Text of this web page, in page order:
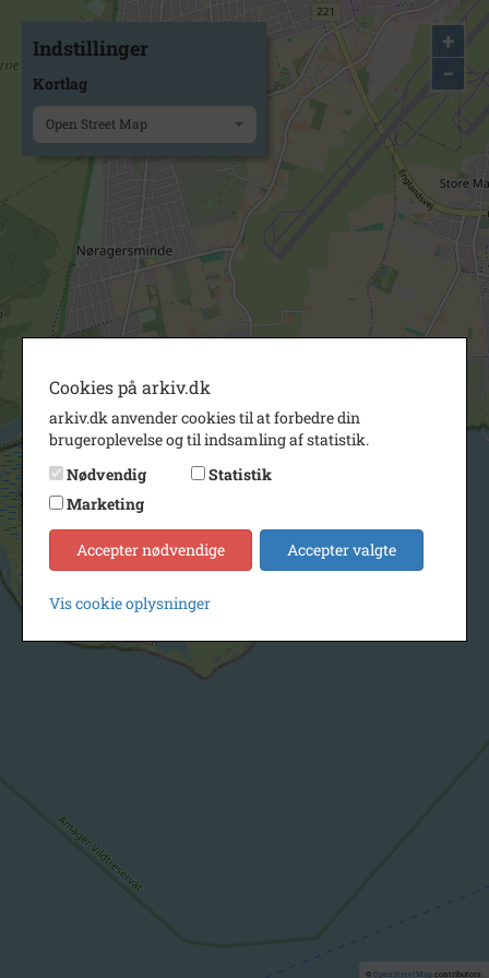
+
−
© OpenStreetMapcontributors.
Indstillinger
Kortlag
Open Street Map
Cookies på arkiv.dk
arkiv.dk anvender cookies til at forbedre din
brugeroplevelse og til indsamling af statistik.
Nødvendig
Statistik
Marketing
Accepter nødvendige Accepter valgte
Vis cookie oplysninger